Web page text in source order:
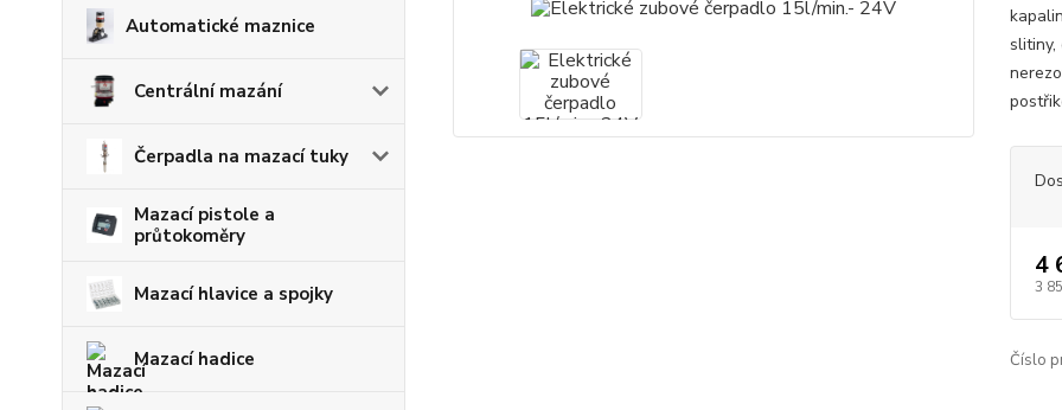
Automatické maznice
Centrální mazání
Čerpadla na mazací tuky
Mazací pistole a
průtokoměry
Mazací hlavice a spojky
Mazací hadice
4
3
Číslo